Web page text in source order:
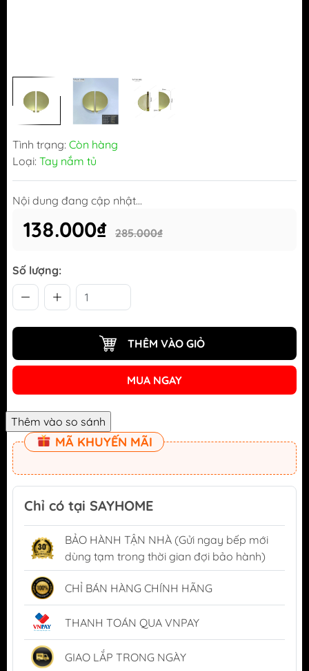
Tình trạng: Còn hàng
Loại: Tay nắm tủ
Nội dung đang cập nhật...
138.000₫ 285.000₫
Số lượng:
THÊM VÀO GIỎ
MUA NGAY
MÃ KHUYẾN MÃI
Chỉ có tại SAYHOME
BẢO HÀNH TẬN NHÀ (Gửi ngay bếp mới
dùng tạm trong thời gian đợi bảo hành)
CHỈ BÁN HÀNG CHÍNH HÃNG
THANH TOÁN QUA VNPAY
GIAO LẮP TRONG NGÀY